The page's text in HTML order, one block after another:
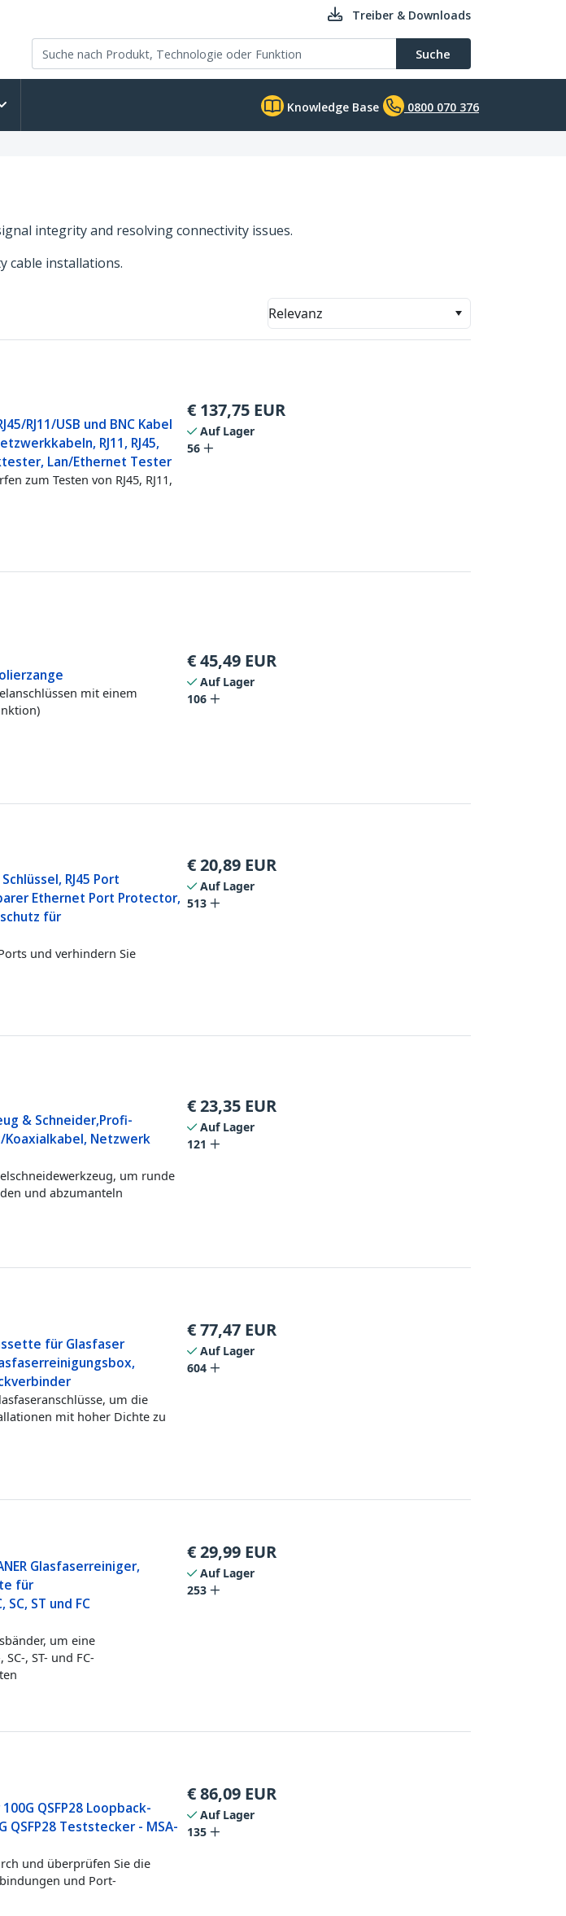
Treiber & Downloads
Suche
Knowledge Base 0800 070 376
integrity and resolving connectivity issues.
cable installations.
Relevanz
RJ11/USB und BNC Kabel
RJ11, RJ45,
Lan/Ethernet Tester
zum Testen von RJ45, RJ11,
€ 137,75 EUR
Auf Lager
56
mit einem
€45,49 EUR
Auf Lager
106
RJ45 Port
Ethernet Port Protector,
für
und verhindern Sie
€20,89 EUR
Auf Lager
513
& Schneider,Profi-
Koaxialkabel, Netzwerk
um runde
und abzumanteln
€23,35 EUR
Auf Lager
121
für Glasfaser
um die
mit hoher Dichte zu
€77,47 EUR
Auf Lager
604
Glasfaserreiniger,
für
ST und FC
um eine
, ST- und FC-
€29,99 EUR
Auf Lager
253
QSFP28 Loopback-
QSFP28 Teststecker - MSA-
und überprüfen Sie die
und Port-
€86,09 EUR
Auf Lager
135